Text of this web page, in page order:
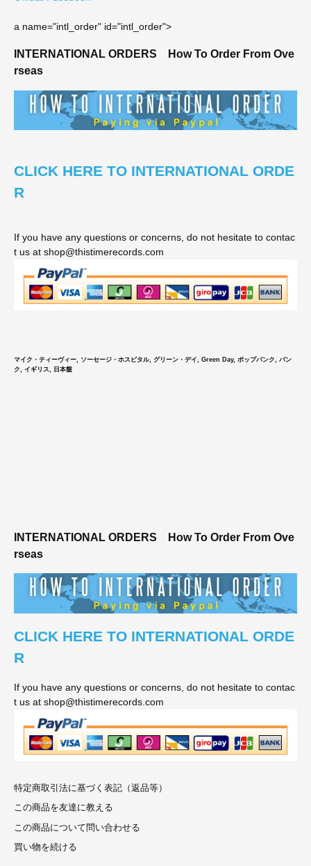
a name="intl_order" id="intl_order">
INTERNATIONAL ORDERS
How To Order From Ove
rseas
CLICK HERE TO INTERNATIONAL ORDE
R
If you have any questions or concerns, do not hesitate to contac
t us at shop@thistimerecords.com
マイク・ティーヴィー, ソーセージ・ホスピタル, グリーン・デイ, Green Day, ポップパンク, パン
ク, イギリス, 日本盤
INTERNATIONAL ORDERS How To Order From Ove
rseas
CLICK HERE TO INTERNATIONAL ORDE
R
If you have any questions or concerns, do not hesitate to contac
t us at shop@thistimerecords.com
特定商取引法に基づく表記（返品等）
この商品を友達に教える
この商品について問い合わせる
買い物を続ける